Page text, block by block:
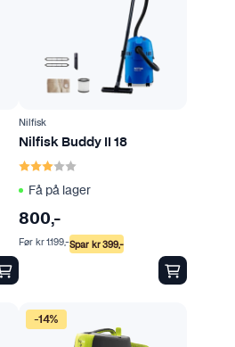
Nilfisk
Nilfisk Buddy II 18
Karakter:
Få på lager
800,-
Spar kr399,-
Før kr1.199,-
-14%